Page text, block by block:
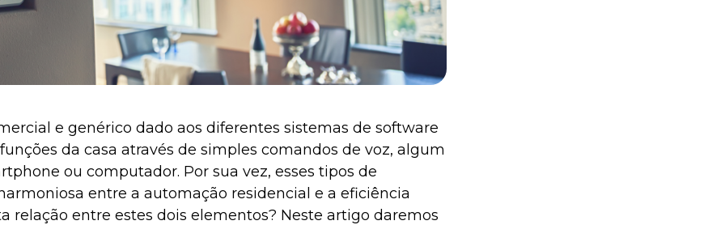
e genérico dado aos diferentes sistemas de software
da casa através de simples comandos de voz, algum
ou computador. Por sua vez, esses tipos de
entre a automação residencial e a eficiência
relação entre estes dois elementos? Neste artigo daremos